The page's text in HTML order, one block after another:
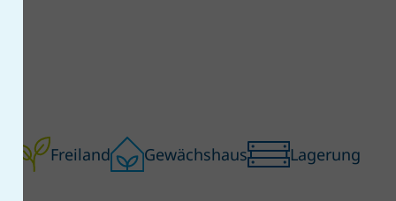
Freiland Gewächshaus Lagerung